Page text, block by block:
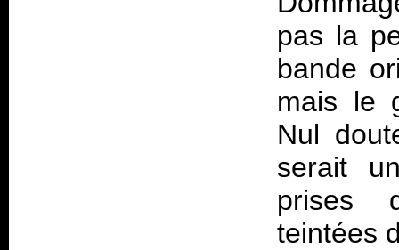
pas la
bande
mais le
Nul
serait
prises
teintées